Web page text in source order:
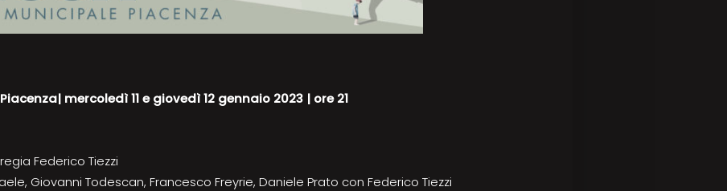
mercoledì 11 e giovedì 12 gennaio 2023 | ore 21
Federico Tiezzi
Giovanni Todescan, Francesco Freyrie, Daniele Prato con Federico Tiezzi